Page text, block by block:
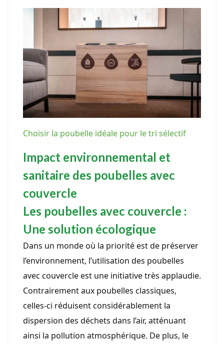
Choisir la poubelle idéale pour le tri sélectif
Impact environnemental et
sanitaire des poubelles avec
couvercle
Les poubelles avec couvercle :
Une solution écologique
Dans un monde où la priorité est de préserver
l’environnement, l’utilisation des poubelles
avec couvercle est une initiative très applaudie.
Contrairement aux poubelles classiques,
celles-ci réduisent considérablement la
dispersion des déchets dans l’air, atténuant
ainsi la pollution atmosphérique. De plus, le